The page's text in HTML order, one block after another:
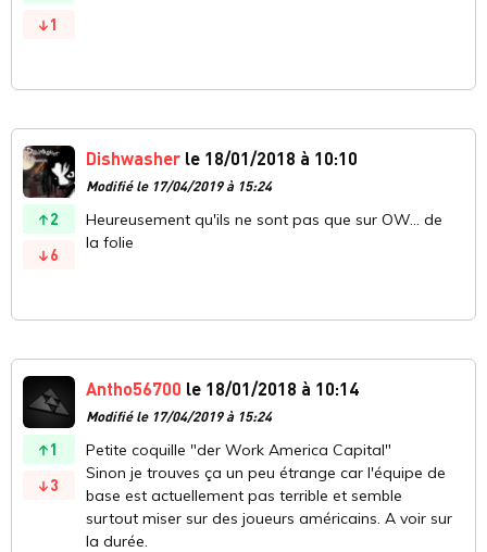
1
2
6
Dishwasher le 18/01/2018 à 10:10
Modifié le 17/04/2019 à 15:24
Heureusement qu'ils ne sont pas que sur OW... de
la folie
1
3
Antho56700 le 18/01/2018 à 10:14
Modifié le 17/04/2019 à 15:24
Petite coquille "der Work America Capital"
Sinon je trouves ça un peu étrange car l'équipe de
base est actuellement pas terrible et semble
surtout miser sur des joueurs américains. A voir sur
la durée.